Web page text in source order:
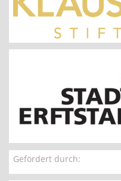
Gefördert durch: